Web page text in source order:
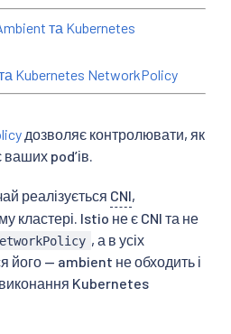
та Kubernetes
Kubernetes NetworkPolicy
дозволяє контролювати, як
podʼів.
реалізується CNI,
кластері. Istio не є CNI та не
, а в усіх
його — ambient не обходить і
Kubernetes